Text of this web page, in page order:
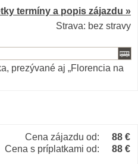
termíny a popis zájazdu »
Strava: bez stravy
prezývané aj „Florencia na
Cena zájazdu od:
88 €
Cena s príplatkami od:
88 €